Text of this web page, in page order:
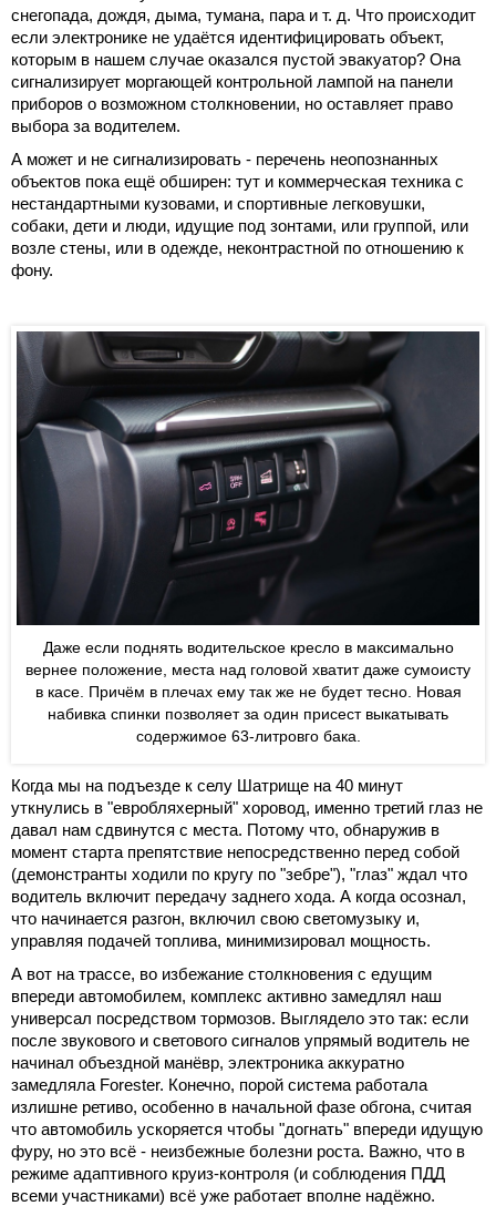
снегопада, дождя, дыма, тумана, пара и т. д. Что происходит
если электронике не удаётся идентифицировать объект,
которым в нашем случае оказался пустой эвакуатор? Она
сигнализирует моргающей контрольной лампой на панели
приборов о возможном столкновении, но оставляет право
выбора за водителем.
А может и не сигнализировать - перечень неопознанных
объектов пока ещё обширен: тут и коммерческая техника с
нестандартными кузовами, и спортивные легковушки,
собаки, дети и люди, идущие под зонтами, или группой, или
возле стены, или в одежде, неконтрастной по отношению к
фону.
Даже если поднять водительское кресло в максимально
вернее положение, места над головой хватит даже сумоисту
в касе. Причём в плечах ему так же не будет тесно. Новая
набивка спинки позволяет за один присест выкатывать
содержимое 63-литровго бака.
Когда мы на подъезде к селу Шатрище на 40 минут
уткнулись в "евробляхерный" хоровод, именно третий глаз не
давал нам сдвинутся с места. Потому что, обнаружив в
момент старта препятствие непосредственно перед собой
(демонстранты ходили по кругу по "зебре"), "глаз" ждал что
водитель включит передачу заднего хода. А когда осознал,
что начинается разгон, включил свою светомузыку и,
управляя подачей топлива, минимизировал мощность.
А вот на трассе, во избежание столкновения с едущим
впереди автомобилем, комплекс активно замедлял наш
универсал посредством тормозов. Выглядело это так: если
после звукового и светового сигналов упрямый водитель не
начинал объездной манёвр, электроника аккуратно
замедляла Forester. Конечно, порой система работала
излишне ретиво, особенно в начальной фазе обгона, считая
что автомобиль ускоряется чтобы "догнать" впереди идущую
фуру, но это всё - неизбежные болезни роста. Важно, что в
режиме адаптивного круиз-контроля (и соблюдения ПДД
всеми участниками) всё уже работает вполне надёжно.